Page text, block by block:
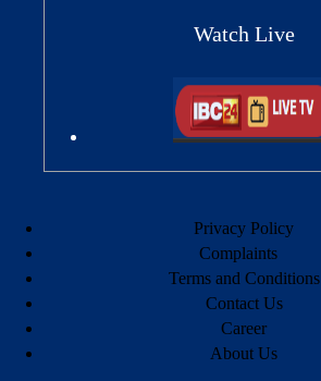
Watch Live
Privacy Policy
Complaints
Terms and Conditions
Contact Us
Career
About Us